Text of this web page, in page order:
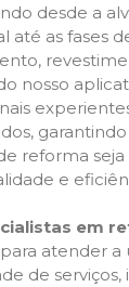
desde a
até as fases
nosso
reforma
e
em
atender a
de serviços,